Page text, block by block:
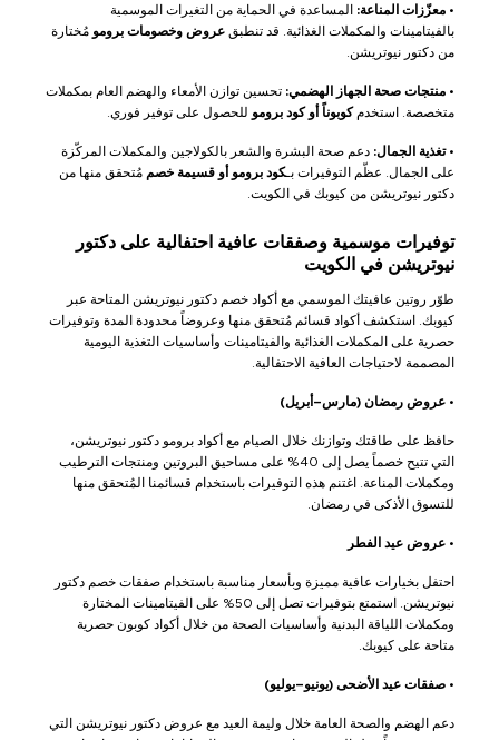
• معزّزات المناعة: المساعدة في الحماية من التغيرات الموسمية
بالفيتامينات والمكملات الغذائية. قد تنطبق عروض وخصومات برومو مُختارة
من دكتور نيوتريشن.
• منتجات صحة الجهاز الهضمي: تحسين توازن الأمعاء والهضم العام بمكملات
متخصصة. استخدمكوبوناً أو كود برومو للحصول على توفير فوري.
•تغذية الجمال: دعم صحة البشرة والشعر بالكولاجين والمكملات المركّزة
على الجمال. عظّم التوفيرات بـكود برومو أو قسيمة خصم مُتحقق منها من
دكتور نيوتريشن من كيوبك في الكويت.
توفيرات موسمية وصفقات عافية احتفالية على دكتور
نيوتريشن في الكويت
طوّر روتين عافيتك الموسمي مع أكواد خصم دكتور نيوتريشن المتاحة عبر
كيوبك. استكشف أكواد قسائم مُتحقق منها وعروضاً محدودة المدة وتوفيرات
حصرية على المكملات الغذائية والفيتامينات وأساسيات التغذية اليومية
المصممة لاحتياجات العافية الاحتفالية.
• عروض رمضان (مارس–أبريل)
حافظ على طاقتك وتوازنك خلال الصيام مع أكواد برومو دكتور نيوتريشن،
التي تتيح خصماً يصل إلى 40% على مساحيق البروتين ومنتجات الترطيب
ومكملات المناعة. اغتنم هذه التوفيرات باستخدام قسائمنا المُتحقق منها
للتسوق الأذكى في رمضان.
• عروض عيد الفطر
احتفل بخيارات عافية مميزة وبأسعار مناسبة باستخدام صفقات خصم دكتور
نيوتريشن. استمتع بتوفيرات تصل إلى 50% على الفيتامينات المختارة
ومكملات اللياقة البدنية وأساسيات الصحة من خلال أكواد كوبون حصرية
متاحة على كيوبك.
• صفقات عيد الأضحى (يونيو–يوليو)
دعم الهضم والصحة العامة خلال وليمة العيد مع عروض دكتور نيوتريشن التي